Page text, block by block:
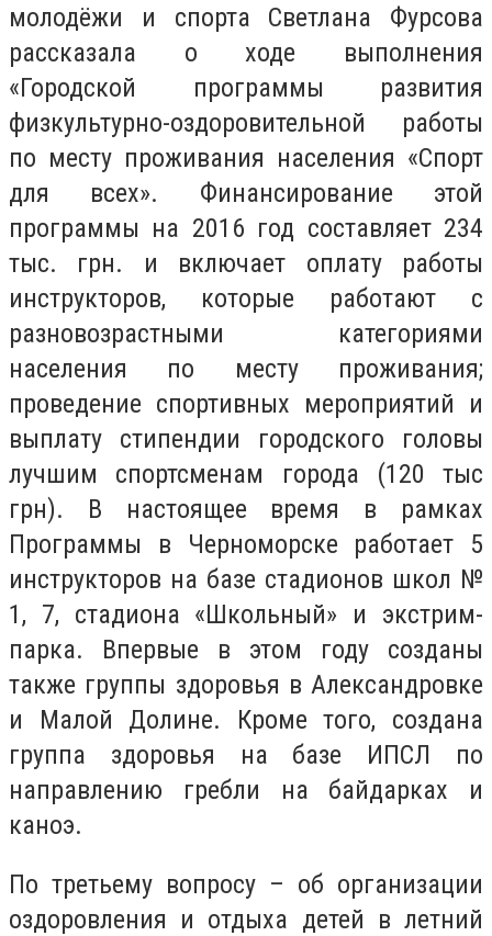
молодёжи и спорта Светлана Фурсова
рассказала о ходе выполнения
«Городской программы развития
физкультурно-оздоровительной работы
по месту проживания населения «Спорт
для всех». Финансирование этой
программы на 2016 год составляет 234
тыс. грн. и включает оплату работы
инструкторов, которые работают с
разновозрастными категориями
населения по месту проживания;
проведение спортивных мероприятий и
выплату стипендии городского головы
лучшим спортсменам города (120 тыс
грн). В настоящее время в рамках
Программы в Черноморске работает 5
инструкторов на базе стадионов школ №
1, 7, стадиона «Школьный» и экстрим-
парка. Впервые в этом году созданы
также группы здоровья в Александровке
и Малой Долине. Кроме того, создана
группа здоровья на базе ИПСЛ по
направлению гребли на байдарках и
каноэ.
По третьему вопросу – об организации
оздоровления и отдыха детей в летний